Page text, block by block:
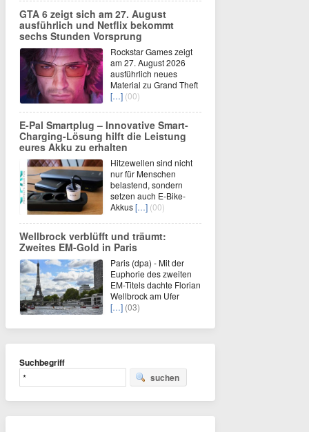
GTA 6 zeigt sich am 27. August
ausführlich und Netflix bekommt
sechs Stunden Vorsprung
Rockstar Games zeigt
am 27. August 2026
ausführlich neues
Material zu Grand Theft
[…] (00)
E-Pal Smartplug – Innovative Smart-
Charging-Lösung hilft die Leistung
eures Akku zu erhalten
Hitzewellen sind nicht
nur für Menschen
belastend, sondern
setzen auch E-Bike-
Akkus[…] (00)
Wellbrock verblüfft und träumt:
Zweites EM-Gold in Paris
Paris (dpa) - Mit der
Euphorie des zweiten
EM-Titels dachte Florian
Wellbrock am Ufer
[…] (03)
Suchbegriff
suchen